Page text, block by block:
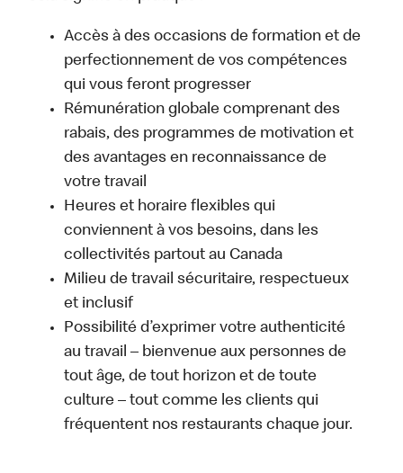
Accès à des occasions de formation et de
perfectionnement de vos compétences
qui vous feront progresser
Rémunération globale comprenant des
rabais, des programmes de motivation et
des avantages en reconnaissance de
votre travail
Heures et horaire flexibles qui
conviennent à vos besoins, dans les
collectivités partout au Canada
Milieu de travail sécuritaire, respectueux
et inclusif
Possibilité d’exprimer votre authenticité
au travail – bienvenue aux personnes de
tout âge, de tout horizon et de toute
culture – tout comme les clients qui
fréquentent nos restaurants chaque jour.